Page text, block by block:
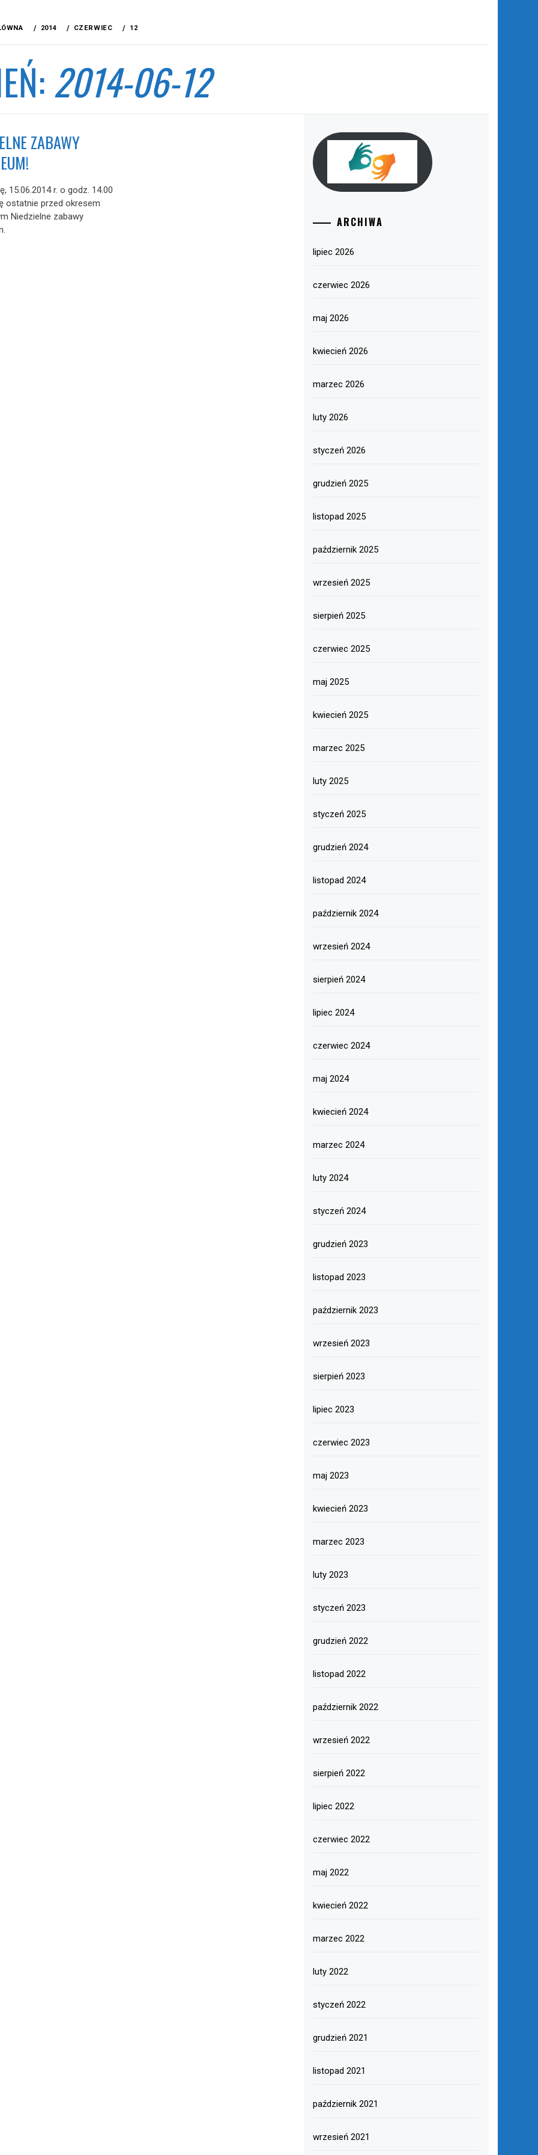
2014 CZERWIEC 12
2014-06-12
ZABAWY
15.06.2014 r. o godz. 14.00
ostatnie przed okresem
Niedzielne zabawy
ARCHIWA
lipiec 2026
czerwiec 2026
maj 2026
kwiecień 2026
marzec 2026
luty 2026
styczeń 2026
grudzień 2025
listopad 2025
październik 2025
wrzesień 2025
sierpień 2025
czerwiec 2025
maj 2025
kwiecień 2025
marzec 2025
luty 2025
styczeń 2025
grudzień 2024
listopad 2024
październik 2024
wrzesień 2024
sierpień 2024
lipiec 2024
czerwiec 2024
maj 2024
kwiecień 2024
marzec 2024
luty 2024
styczeń 2024
grudzień 2023
listopad 2023
październik 2023
wrzesień 2023
sierpień 2023
lipiec 2023
czerwiec 2023
maj 2023
kwiecień 2023
marzec 2023
luty 2023
styczeń 2023
grudzień 2022
listopad 2022
październik 2022
wrzesień 2022
sierpień 2022
lipiec 2022
czerwiec 2022
maj 2022
kwiecień 2022
marzec 2022
luty 2022
styczeń 2022
grudzień 2021
listopad 2021
październik 2021
wrzesień 2021